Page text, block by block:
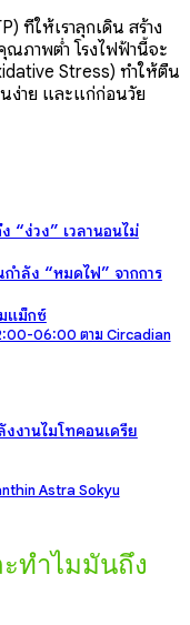
ที่ให้เราลุกเดิน สร้าง
ภาพต่ำ โรงไฟฟ้านี้จะ
Stress) ทำให้ตื่น
ง่าย และแก่ก่อนวัย
“ง่วง” เวลานอนไม่
ลัง “หมดไฟ” จากการ
แม็กซ์
06:00 ตาม Circadian
งานไมโทคอนเดรีย
Astra Sokyu
ทำไมมันถึง